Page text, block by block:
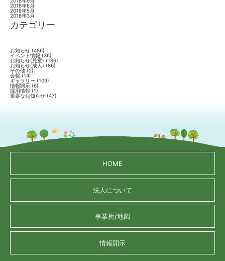
2018年8月
2018年5月
2018年3月
カテゴリー
お知らせ (486)
イベント情報 (36)
お知らせ(児童) (186)
お知らせ(成人) (86)
その他 (2)
会報 (14)
ギャラリー (109)
情報開示 (6)
採用情報 (1)
重要なお知らせ (47)
HOME
法人について
事業所/地図
情報開示